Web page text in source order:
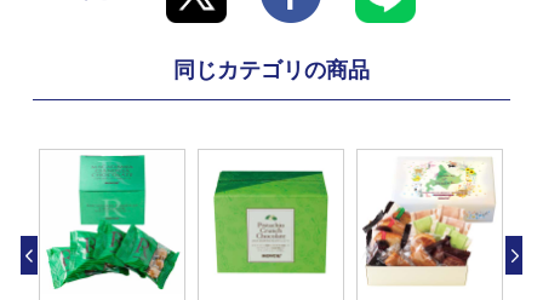
同じカテゴリの商品